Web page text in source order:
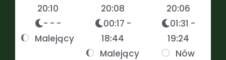
20:10
- - -
Malejący
20:08
00:17 -
18:44
Malejący
20:06
01:31 -
19:24
Nów